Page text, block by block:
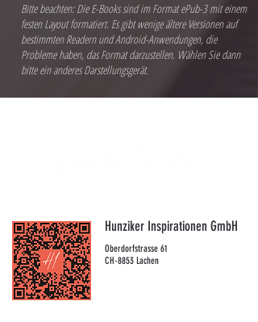
Bitte beachten: Die E-Books sind im Format ePub-3 mit einem
festen Layout formatiert. Es gibt wenige ältere Versionen auf
bestimmten Readern und Android-Anwendungen, die
Probleme haben, das Format darzustellen. Wählen Sie dann
bitte ein anderes Darstellungsgerät.
Hunziker Inspirationen GmbH
Oberdorfstrasse 61
CH-8853 Lachen